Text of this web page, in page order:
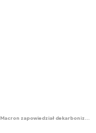
Macron zapowiedział dekarbonizację francuskiej gospodarki do 2027 r.